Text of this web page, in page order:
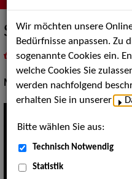
Simon
inMeine Merklistelegen
Musik:Jazz, Pop, Rock &
Wir möchten unsere
Bedürfnisse anpassen. Zu
sogenannte Cookies ein.
welche Cookies Sie
werden nachfolgend
erhalten Sie in unserer
Bitte wählen Sie aus:
Technisch Notwendig
Statistik